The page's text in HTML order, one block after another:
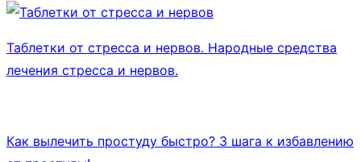
Таблетки от стресса и нервов. Народные средства
лечения стресса и нервов.
Как вылечить простуду быстро? 3 шага к избавлению